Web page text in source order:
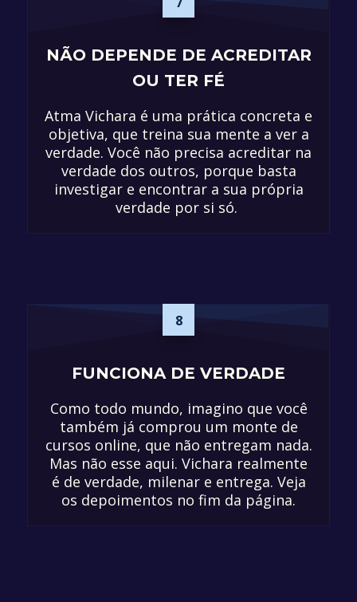
NÃO DEPENDE DE ACREDITAR
OU TER FÉ
Atma Vichara é uma prática concreta e
objetiva, que treina sua mente a ver a
verdade. Você não precisa acreditar na
verdade dos outros, porque basta
investigar e encontrar a sua própria
verdade por si só.
8
FUNCIONA DE VERDADE
Como todo mundo, imagino que você
também já comprou um monte de
cursos online, que não entregam nada.
Mas não esse aqui. Vichara realmente
é de verdade, milenar e entrega. Veja
os depoimentos no fim da página.